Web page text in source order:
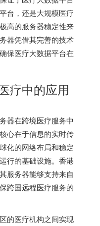
台，还是大规模医疗
高的服务器稳定性来
器凭借其完善的技术
保医疗大数据平台在
疗中的应用
器在跨境医疗服务中
心在于信息的实时传
化的网络布局和稳定
行的基础设施。香港
服务器能够支持来自
跨国远程医疗服务的
的医疗机构之间实现